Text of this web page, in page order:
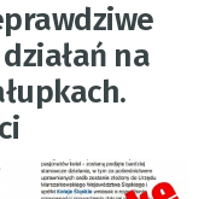
na